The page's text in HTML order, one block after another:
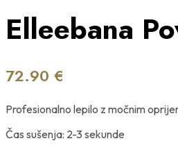
Elleebana
72.90 €
Profesionalno lepilo z močnim
Čas sušenja: 2-3 sekunde